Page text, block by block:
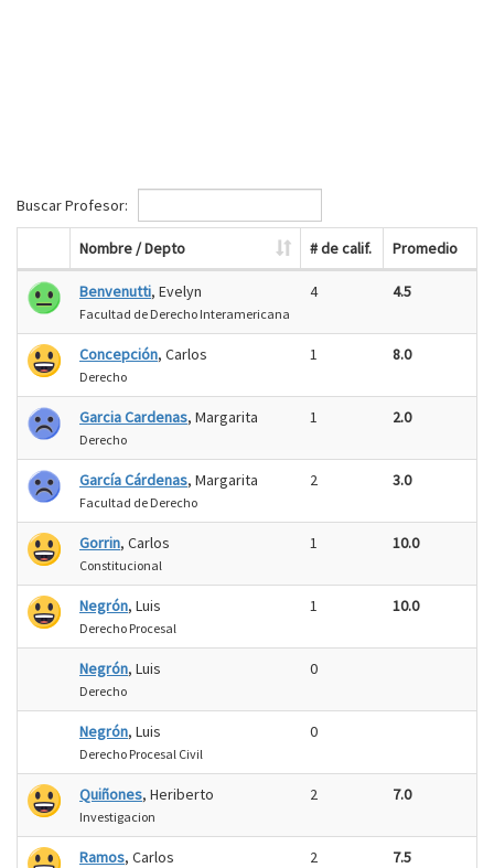
Buscar Profesor:
Nombre / Depto # de calif. Promedio
Benvenutti, Evelyn
Facultad de Derecho Interamericana
4 4.5
Concepción, Carlos
Derecho
1 8.0
Garcia Cardenas, Margarita
Derecho
1 2.0
García Cárdenas, Margarita
Facultad de Derecho
2 3.0
Gorrin, Carlos
Constitucional
1 10.0
Negrón, Luis
Derecho Procesal
1 10.0
Negrón, Luis
Derecho
0
Negrón, Luis
Derecho Procesal Civil
0
Quiñones, Heriberto
Investigacion
2 7.0
Ramos, Carlos 2 7.5